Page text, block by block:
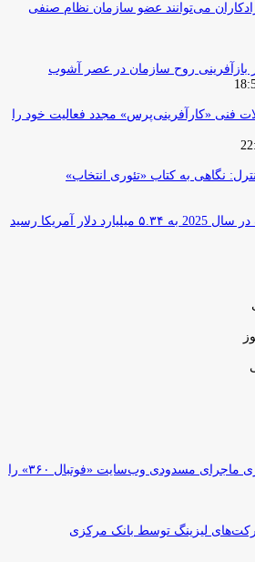
می‌توانند عضو سازمان نظام صنفی
بازآفرینی روح سازمان در عصر آشوب
فنی «کارآفرینی‌پرس» مجدد فعالیت خود را
نگاهی به کتاب «تئوری انتخاب»
آمریکا رسید
پزشکیان دستور پیگیری ماجرای مسدودی وب‌سایت «فوتبال ۳۶۰» را
لیزینگ توسط بانک مرکزی